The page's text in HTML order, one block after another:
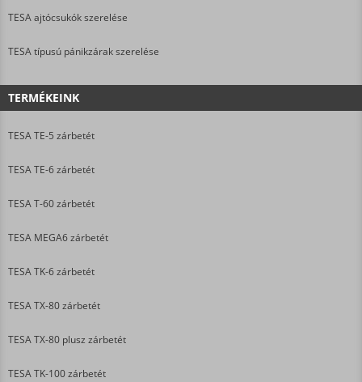
TESA ajtócsukók szerelése
TESA típusú pánikzárak szerelése
TERMÉKEINK
TESA TE-5 zárbetét
TESA TE-6 zárbetét
TESA T-60 zárbetét
TESA MEGA6 zárbetét
TESA TK-6 zárbetét
TESA TX-80 zárbetét
TESA TX-80 plusz zárbetét
TESA TK-100 zárbetét